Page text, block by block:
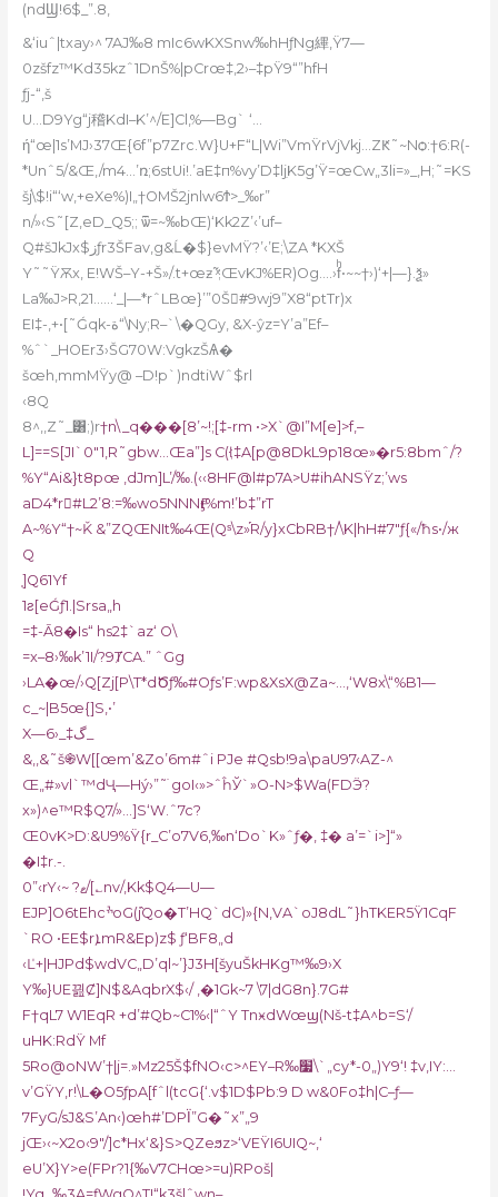
(ndϢ!6$_”.8,
&‘iuˆ|txay›^ 7AJ‰8 mIc6wKXSnw‰hHƒNg縪,Ÿ7—
0zšfz™Kd35kzˆ1DnŠ%|pCrœ‡,2›–‡pŸ9“”hfH
ƒj-“‚š
U…D9Yg“j稽KdI–K’^/E]Cl‚%—Bg` ‘…
ή“œ|1s’MJ›37Œ{6f”p7Zrc.W}U+F“L|Wi”VmŸrVjVkj…ZԞ˜~Nѻ:†6:R(-
*Unˆ5/&Œ,/m4…’ռ;6stUi!.’aE‡п%vy’D‡ljִK5g’Ÿ=œCw„3li=»_‚H;˜=KS
šj\$!i“‘w,+eXe%)I„†OMŠ2jnlw6Ϯ>_‰r”
n/»‹S˜[Z‚eD_Q5;; ѿ=~‰bŒ)‘Kk2Z’‹’uf–
Q#šJkJx$زƒr3ŠFav‚g&Ĺ�$}evMŸ?’‹’E;\ZA *KXŠ
Y˜˜ŸѪx, E!WŠ–Y-+Š»/.t+œƶ˜ͯ;ŒvKJ%ER)Og….›fͪ•~~†›)‘+|—}.ѯ»
La‰J>R,21 ……‘_|—*rˆLBœ}’”0Š#ٍ9wj9”X8“ptTr)x
EI‡-‚+•[˜Ǵqk-ة“\Ny;R–`\�QGy‚ &X-ŷz=Y’a”Ef–
%ˆ`_HOEr3›ŠG70W:VgkzŠѦ�
šœh‚mmMŸy@ –D!p`)ndtiWˆ$rl
‹8Q
8^,,Z ˜_͸;)r†n\_q���[8’~!;[‡-rm •>X`@I”M[e]>f,–
L]==S[JI`0″1‚R˜gbw…Œa”]s C(ŀ;‡A[p@8DkL9p18œ»�r5:8bmˆ/?
%Y“Ai&}t8pœ ‚dJm]L’/‰.(‹‹8HF@l#p7A>U#ihANSŸz;’ws
aD4*r#L2’8:=‰wo5NNNӺr%m!’b‡”rT
A~%Y“†~Ǩ &”ZQŒNIt‰4Œ(Qˢ\z»֡R/y}xCbRB†/\K|hH#7″ƒ{«/ħs•/ж
Q
֤]Q61Yf
1ƨ[eǴƒ1.|Srsa„h
=‡-Ā8�Is“ hs2‡`az‘ O\
=x–8›‰k’1I/?9ȾCA.” ˆGg
›LA�œ/›Q[Zj[P\T*dԾƒ‰#Oƒs’F:wp&XsX@Za~…‚‘W8x\“%B1—
c_~|B5œ{]S,•’
X—گ‡_‹6_
&,,&˜š֍W[[œm’&Zo’6m#ˆi PJe #Qsb!9a\paU97‹AZ-^
Œ„#»vl`™dҶ—Hý›”˜ׁ goI‹»>ˆĥЎ`»O-N>$Wa(FDӬ?
x»)^e™R$Q7/»…]S‘W.ˆ7c?
Œ0vK>D:&U9%Ÿ{r_C’o7V6‚‰n‘Do`K»ˆƒ�‚ ‡� a’=`i>]“»
�I‡r.-.
0”‹rY‹~ ?ޱ/[؎nv/‚Kk$Q4—U—
EJP]O6tEhcׯoG(߮jQo�T’HQ`dC)»{N,VA`oJ8dL˜}hTKER5Ÿ1CqF
`RO •EE$rܐmR&Ep)z$ ƒ‘BF8„d
‹Ľ+|HJPd$wdVC„D’ql~’}J3H[šyuŠkHKg™‰9›X
Y‰}UE끮Ȼ]N$&AqbrX$‹/ ‚�1Gk~7 \7|dG8n}.7G#
F†qL7 W1EqR +d’#Qb~C1%‹|“ˆY TnӿdWœϣ(Nš-t‡A^b=S‘/
uHK:RdŸ Mf
5Ro@oNW’†|j=.»Mz2
5Š$fNO‹c>^EY–R‰׷\`„cy*-0„)Y9‘! ‡v‚ IY:…
v’GŸY‚r!\L�O5ƒpA[fˆl(tcG{‘.v$1D$Pb:9 D w&0Fo‡h|C–ƒ—
7FyG/sJ&S’An‹)œh#’DPΪ”G�˜x”„9
jŒ›‹~X2o‹9″/]c*Hx‘&}S>QZeϧz>‘VEŸI6UIQ~,‘
eU’X}Y>e(FPr?1{‰V7CHœ>=u)RPoš|